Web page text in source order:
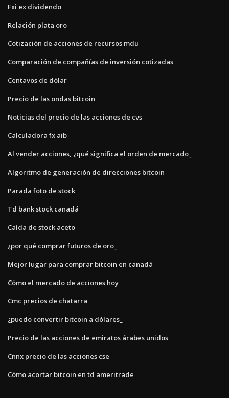
Fxi ex dividendo
Relación plata oro
Cotización de acciones de recursos mdu
Comparación de compañías de inversión cotizadas
Centavos de dólar
Precio de las ondas bitcoin
Noticias del precio de las acciones de cvs
Calculadora fx aib
Al vender acciones, ¿qué significa el orden de mercado_
Algoritmo de generación de direcciones bitcoin
Parada foto de stock
Td bank stock canadá
Caída de stock aceto
¿por qué comprar futuros de oro_
Mejor lugar para comprar bitcoin en canadá
Cómo el mercado de acciones hoy
Cmc precios de chatarra
¿puedo convertir bitcoin a dólares_
Precio de las acciones de emiratos árabes unidos
Cnnx precio de las acciones cse
Cómo acortar bitcoin en td ameritrade